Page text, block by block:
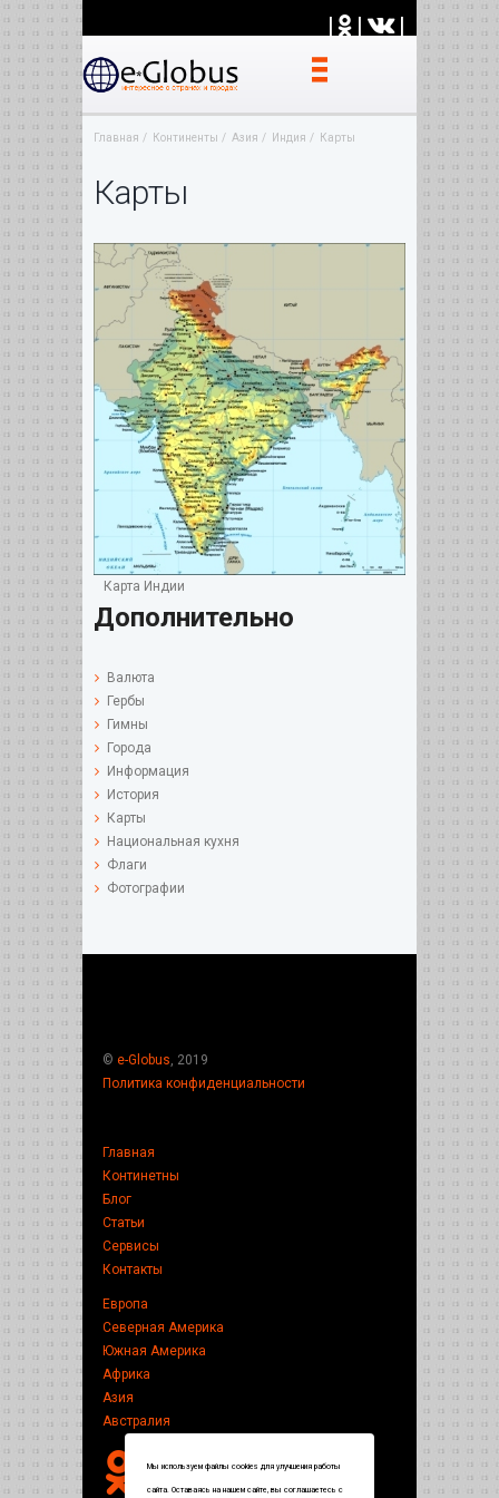
| | |
Главная Континенты Азия Индия Карты
Карты
Карта Индии
Дополнительно
Валюта
Гербы
Гимны
Города
Информация
История
Карты
Национальная кухня
Флаги
Фотографии
© e-Globus, 2019
Политика конфиденциальности
Главная
Континетны
Блог
Статьи
Сервисы
Контакты
Европа
Северная Америка
Южная Америка
Африка
Азия
Австралия
Мы используем файлы cookies для улучшения работы
сайта. Оставаясь на нашем сайте, вы соглашаетесь с